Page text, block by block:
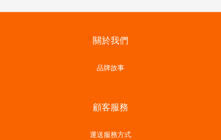
關於我們
品牌故事
顧客服務
運送服務方式